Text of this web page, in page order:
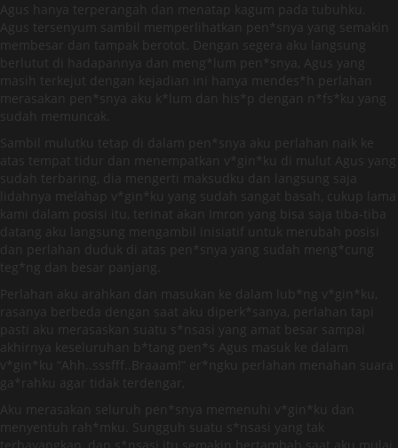
Agus hanya terperangah dan menatap kagum pada tubuhku.
Agus tersenyum sambil memperlihatkan pen*snya yang semakin
membesar dan tampak berotot. Dengan segera aku langsung
berlutut di hadapannya dan meng*lum pen*snya, Agus yang
masih terkejut dengan kejadian ini hanya mendes*h perlahan
merasakan pen*snya aku k*lum dan his*p dengan n*fs*ku yang
sudah memuncak.
Sambil mulutku tetap di dalam pen*snya aku perlahan naik ke
atas tempat tidur dan menempatkan v*gin*ku di mulut Agus yang
sudah terbaring, dia mengerti maksudku dan langsung saja
lidahnya melahap v*gin*ku yang sudah sangat basah, cukup lama
kami dalam posisi itu, terinat akan Imron yang bisa saja tiba-tiba
datang aku langsung mengambil inisiatif untuk merubah posisi
dan perlahan duduk di atas pen*snya yang sudah meng*cung
teg*ng dan besar panjang.
Perlahan aku arahkan dan masukan ke dalam lub*ng v*gin*ku,
rasanya berbeda dengan saat aku diperk*sanya, perlahan tapi
pasti aku merasaskan suatu s*nsasi yang amat besar sampai
akhirnya keseluruhan b*tang pen*s Agus masuk ke dalam
v*gin*ku “Ahh..sssfff..Braaam!” er*ngku perlahan menahan suara
ga*rahku agar tidak terdengar,
Aku merasakan seluruh pen*snya memenuhi v*gin*ku dan
menyentuh rah*mku. Sungguh suatu s*nsasi yang tak